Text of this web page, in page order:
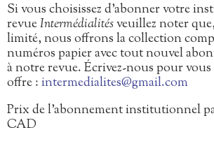
Si vous choisissez d’abonner votre
revueIntermédialitésveuillez noter
limité, nous offrons la collection
numéros papier avec tout nouvel
à notre revue. Écrivez-nous pour
offre : intermedialites@gmail.com
Prix de l’abonnement institutionnel
CAD